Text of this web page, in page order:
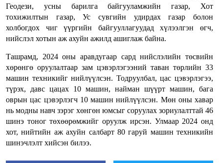
Геодези, усны барилга байгууламжийн газар, Хот
тохижилтын газар, Ус сувгийн удирдах газар болон
холбогдох чиг үүргийн байгууллагуудад хүлээлгэн өгч,
нийслэл хотын аж ахуйн ажилд ашиглаж байна.
Ташрамд, 2024 оны аравдугаар сард нийслэлийн төсвийн
хөрөнгө оруулалтаар зам цэвэрлэгээний таван төрлийн 33
машин техникийг нийлүүлсэн. Тодруулбал, цас цэвэрлэгээ,
түрэх, давс цацах 10 машин, найман шүүрт машин, бага
оврын цас цэвэрлэгч 10 машин нийлүүлсэн. Мөн оны хавар
нь модны навч зэрэг хөнгөн юмсыг соруулах зориулалттай 46
шинэ тоног төхөөрөмжийг оруулж ирсэн. Улмаар 2024 онд
хот, нийтийн аж ахуйн салбарт 80 гаруй машин техникийн
шинэчлэлт хийсэн билээ.